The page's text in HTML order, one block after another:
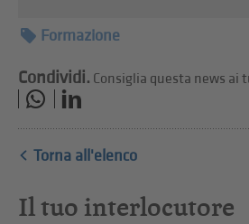
Formazione
Condividi. Consiglia questa news ai
Torna all'elenco
Il tuo interlocutore